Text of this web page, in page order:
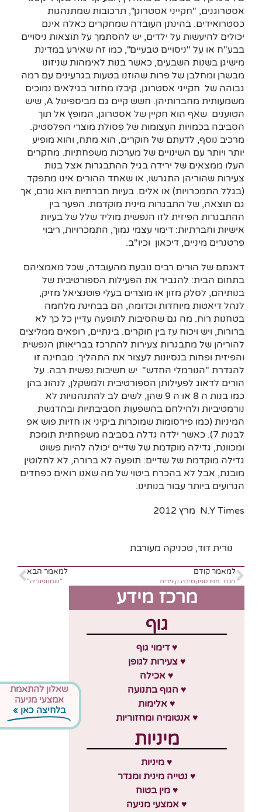
אסטרוגנים, "חקייני אסטרוגן", תרכובות שמתנהגות
כסטרואידים. בהינתן העובדה שמחקרים כאלה אינם
יכולים להיעשות על ילדים, יש להסתמך על תוצאות ניסויים
בבע"ח או על "ניסויים טבעיים", כמו זה שאירע במדינת
מישיגן בשנות השבעים, כאשר בנות לאימהות שניזונו
מבשרן ומחלבן של פרות שהוזנו בטעות בגרעינים עם רמה
גבוהה של חקייני אסטרוגן, קיבלו מחזור בגילאים נמוכים
משמעותית מחברותיהן. חשש קיים גם מביספינול A, שיש
הטוענים שאף הוא חקיין של אסטרוגן, המופץ אל תוך
הסביבה בכמויות העצומות של פסולת מוצרי הפלסטיק.
מרכיב נוסף, לדעתם של חוקרים, הוא מתח, והוא מופיע
יותר ויותר עם השינויים של מערכות משפחתיות. מחקרים
העלו ממצאים של ירידה בגיל ההתבגרות אצל בנות
צעירות שהוריהן התגרשו, או שאחד ההורים אינו מתפקד
(בגלל התמכרויות) או אלים. בעיות חברתיות הוא גורם, אך
גם תוצאה, של התבגרות מינית מוקדמת. הפער בין
ההתבגרות הפיזית לזו הנפשית מוליד שלל של בעיות
אישיות וחברתיות: דימוי עצמי נמוך, התמכרויות, ריבוי
פרטנרים מיניים, דיכאון וכיו"ב.
דאגתם של הורים רבים נובעת מהעובדה, שכל מאמציהם
בתחום הבית: להגביר את הפעילות הספורטיבית של
בנותיהם, לסלק מזון או מוצרים בעלי פוטנציאל מזיק,
לנהל דיאטות מיוחדות וכדומה, הם בבחינת מלחמה
בטחנות רוח. מה גם שהסיבות לתופעה עדיין כל כך לא
ברורות, ויש ויכוח עז בין חוקרים. בינתיים, רופאים ממליצים
להוריהן של מתבגרות צעירות להתרכז בבריאותן הנפשית
והפיזית ופחות בנסיונות לעצור את התהליך. מבחינה זו
להגדרת "הנורמלי החדש" יש חשיבות נפשית רבה. על
הורים לדאוג לפעילותן הספורטיבית ולמשקלן, לנהוג בהן
כמו בנות ה 8 או ה 9 שהן, לשים לב להתנהגויות לא
נורמטיביות ולהילחם בהשפעות הסביבתיות ובהדגשת
המיניות (כמו פירסומות שמוכרות ביקיני או חזיות פוש אפ
לבנות 7). כאשר ילדה גדלה בסביבה משפחתית תומכת
ומכוונת, גדילה מוקדמת של שדיים יכולה להיות פשוט
גדילה מוקדמת של שדיים: תופעה לא ברורה, לא לחלוטין
מובנת, אבל לא בהכרח ביטוי של מה שאנו רואים כפחדים
הגרועים ביותר עבור בנותינו.
N.Y Times מרץ 2012
נורית דוד, טכניקה מעורבת
למאמר קודם
מגדר מפרספקטיבה קווירית
למאמר הבא
"שמנופוביה"
מרכז מידע
גוף
♥ דימוי גוף
♥ צעירות לגופן
♥ אכילה
♥ הגוף בתנועה
♥ אלימות
♥ אנטומיה ומחזוריות
מיניות
♥ מיניות
♥ נטייה מינית ומגדר
♥ מין בטוח
♥ אמצעי מניעה
שאלון להתאמת
אמצעי מניעה
בלחיצה כאן »